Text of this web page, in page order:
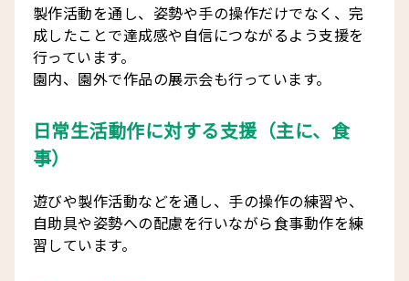
製作活動を通し、姿勢や手の操作だけでなく、完
成したことで達成感や自信につながるよう支援を
行っています。
園内、園外で作品の展示会も行っています。
日常生活動作に対する支援（主に、食
事）
遊びや製作活動などを通し、手の操作の練習や、
自助具や姿勢への配慮を行いながら食事動作を練
習しています。